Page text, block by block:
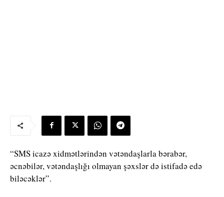
“SMS icazə xidmətlərindən vətəndaşlarla bərabər,
əcnəbilər, vətəndaşlığı olmayan şəxslər də istifadə edə
biləcəklər”.